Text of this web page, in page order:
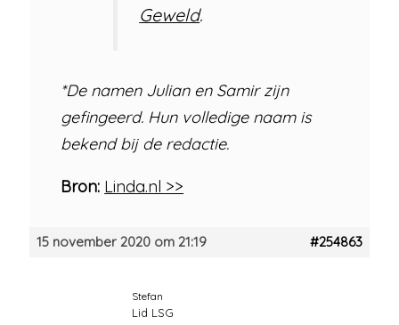
Geweld.
*De namen Julian en Samir zijn
gefingeerd. Hun volledige naam is
bekend bij de redactie.
Bron: Linda.nl >>
15 november 2020 om 21:19 #254863
Stefan
Lid LSG